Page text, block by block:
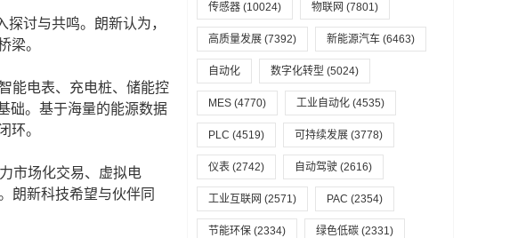
讨与共鸣。朗新认为，
梁。
能电表、充电桩、储能控
础。基于海量的能源数据
环。
市场化交易、虚拟电
朗新科技希望与伙伴同
传感器 (10024) 物联网 (7801)
高质量发展 (7392) 新能源汽车 (6463)
自动化 数字化转型 (5024)
MES (4770) 工业自动化 (4535)
PLC (4519) 可持续发展 (3778)
仪表 (2742) 自动驾驶 (2616)
工业互联网 (2571) PAC (2354)
节能环保 (2334) 绿色低碳 (2331)